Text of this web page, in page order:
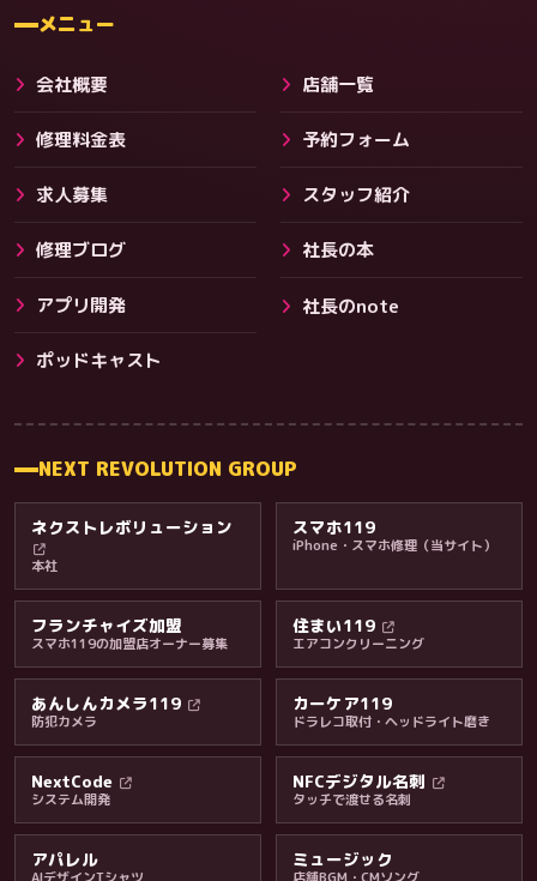
その他サービス
料金・保証・ご案内
料金
メニュー
会社概要 店舗一覧
修理料金表 予約フォーム
求人募集 スタッフ紹介
修理ブログ 社長の本
アプリ開発 社長のnote
ポッドキャスト
NEXT REVOLUTION GROUP
ネクストレボリューション
本社
スマホ119
iPhone・スマホ修理（当サイト）
フランチャイズ加盟
スマホ119の加盟店オーナー募集
住まい119
エアコンクリーニング
あんしんカメラ119
防犯カメラ
カーケア119
ドラレコ取付・ヘッドライト磨き
NextCode
システム開発
NFCデジタル名刺
タッチで渡せる名刺
アパレル ミュージック